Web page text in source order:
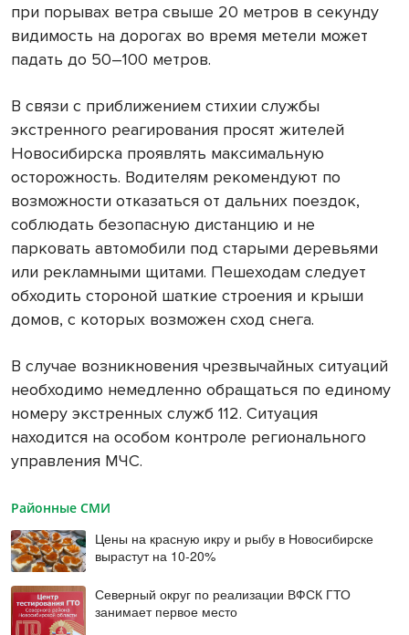
при порывах ветра свыше 20 метров в секунду
видимость на дорогах во время метели может
падать до 50–100 метров.
В связи с приближением стихии службы
экстренного реагирования просят жителей
Новосибирска проявлять максимальную
осторожность. Водителям рекомендуют по
возможности отказаться от дальних поездок,
соблюдать безопасную дистанцию и не
парковать автомобили под старыми деревьями
или рекламными щитами. Пешеходам следует
обходить стороной шаткие строения и крыши
домов, с которых возможен сход снега.
В случае возникновения чрезвычайных ситуаций
необходимо немедленно обращаться по единому
номеру экстренных служб 112. Ситуация
находится на особом контроле регионального
управления МЧС.
Районные СМИ
Цены на красную икру и рыбу в Новосибирске
вырастут на 10-20%
Северный округ по реализации ВФСК ГТО
занимает первое место